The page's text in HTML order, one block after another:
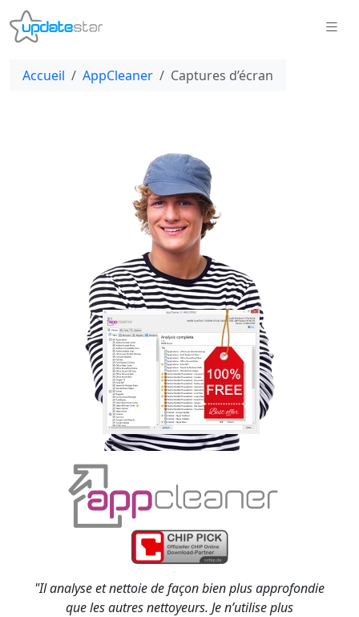
Accueil AppCleaner Captures d’écran
"Il analyse et nettoie de façon bien plus approfondie
que les autres nettoyeurs. Je n’utilise plus